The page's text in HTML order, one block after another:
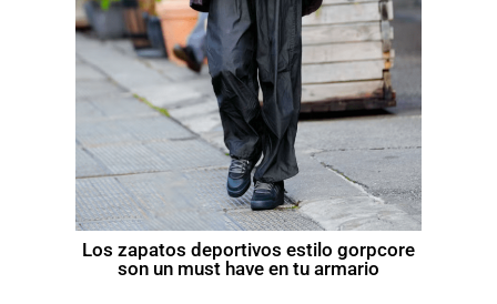
Los zapatos deportivos estilo gorpcore
son un must have en tu armario